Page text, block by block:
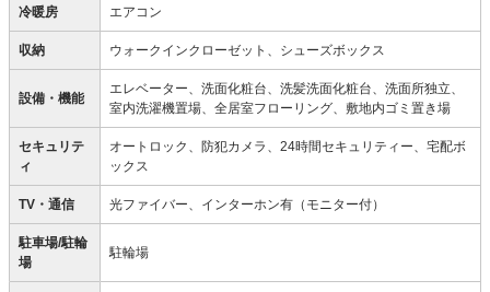
冷暖房 エアコン
収納 ウォークインクローゼット、シューズボックス
設備・機能
エレベーター、洗面化粧台、洗髪洗面化粧台、洗面所独立、
室内洗濯機置場、全居室フローリング、敷地内ゴミ置き場
セキュリテ
ィ
オートロック、防犯カメラ、24時間セキュリティー、宅配ボ
ックス
TV・通信 光ファイバー、インターホン有（モニター付）
駐車場/駐輪
場
駐輪場